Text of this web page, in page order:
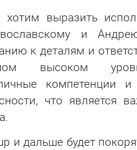
хотим выразить
и
к деталям и
высоком
компетенции
что является
и дальше будет